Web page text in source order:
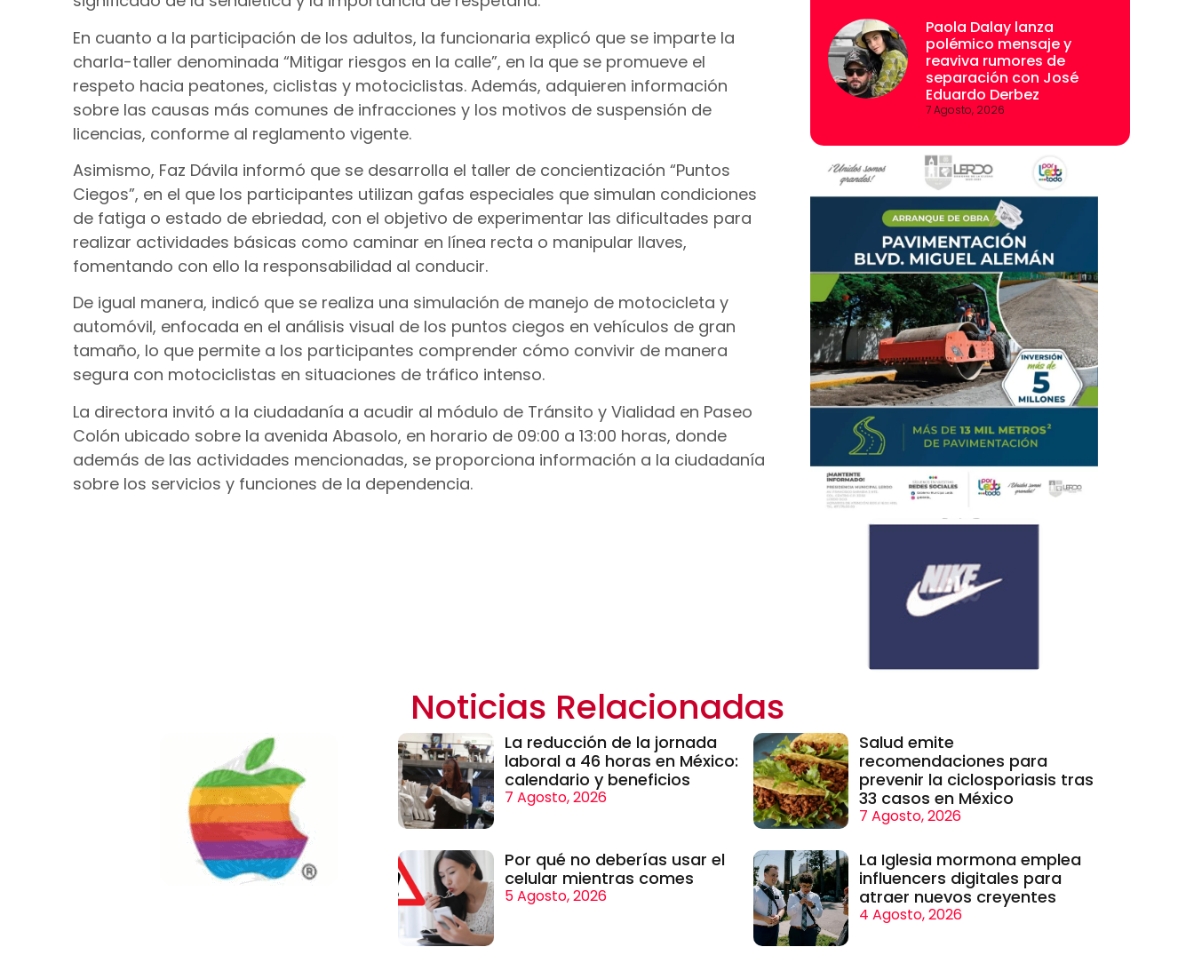
En cuanto a la participación de los adultos, la funcionaria explicó que se imparte la
charla-taller denominada “Mitigar riesgos en la calle”, en la que se promueve el
respeto hacia peatones, ciclistas y motociclistas. Además, adquieren información
sobre las causas más comunes de infracciones y los motivos de suspensión de
licencias, conforme al reglamento vigente.
Asimismo, Faz Dávila informó que se desarrolla el taller de concientización “Puntos
Ciegos”, en el que los participantes utilizan gafas especiales que simulan condiciones
de fatiga o estado de ebriedad, con el objetivo de experimentar las dificultades para
realizar actividades básicas como caminar en línea recta o manipular llaves,
fomentando con ello la responsabilidad al conducir.
De igual manera, indicó que se realiza una simulación de manejo de motocicleta y
automóvil, enfocada en el análisis visual de los puntos ciegos en vehículos de gran
tamaño, lo que permite a los participantes comprender cómo convivir de manera
segura con motociclistas en situaciones de tráfico intenso.
La directora invitó a la ciudadanía a acudir al módulo de Tránsito y Vialidad en Paseo
Colón ubicado sobre la avenida Abasolo, en horario de 09:00 a 13:00 horas, donde
además de las actividades mencionadas, se proporciona información a la ciudadanía
sobre los servicios y funciones de la dependencia.
Paola Dalay lanza
polémico mensaje y
reaviva rumores de
separación con José
Eduardo Derbez
7 Agosto, 2026
Noticias Relacionadas
La reducción de la jornada
laboral a 46 horas en México:
calendario y beneficios
7 Agosto, 2026
Salud emite
recomendaciones para
prevenir la ciclosporiasis tras
33 casos en México
7 Agosto, 2026
Por qué no deberías usar el
celular mientras comes
5 Agosto, 2026
La Iglesia mormona emplea
influencers digitales para
atraer nuevos creyentes
4 Agosto, 2026